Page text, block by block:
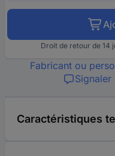
Droit de retour de 14
Fabricant ou
Caractéristiques